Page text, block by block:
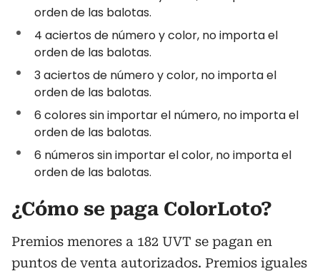
orden de las balotas.
4 aciertos de número y color, no importa el
orden de las balotas.
3 aciertos de número y color, no importa el
orden de las balotas.
6 colores sin importar el número, no importa el
orden de las balotas.
6 números sin importar el color, no importa el
orden de las balotas.
¿Cómo se paga ColorLoto?
Premios menores a 182 UVT se pagan en
puntos de venta autorizados. Premios iguales